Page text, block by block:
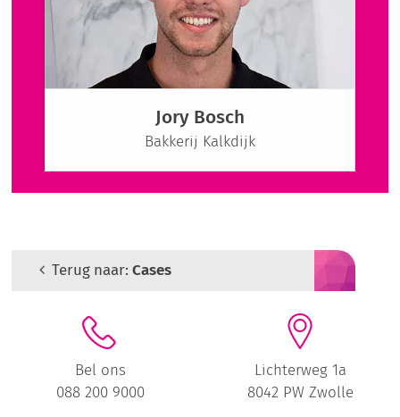
Jory Bosch
Bakkerij Kalkdijk
Terug naar:Cases
Bel ons
088 200 9000
Lichterweg 1a
8042 PW Zwolle